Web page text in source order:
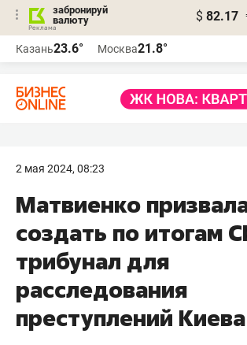
забронируй
валюту
$ 82.17
Казань23.6° Москва21.8°
2 мая 2024, 08:23
Матвиенко
создать по итогам
трибунал для
расследования
преступлений Киева